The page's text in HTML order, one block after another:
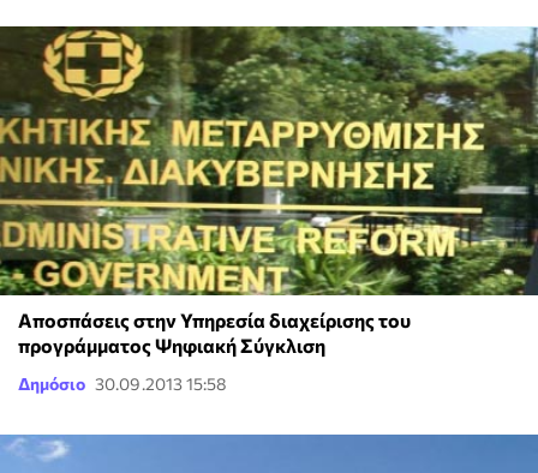
Αποσπάσεις στην Υπηρεσία διαχείρισης του
προγράμματος Ψηφιακή Σύγκλιση
Δημόσιο 30.09.2013 15:58